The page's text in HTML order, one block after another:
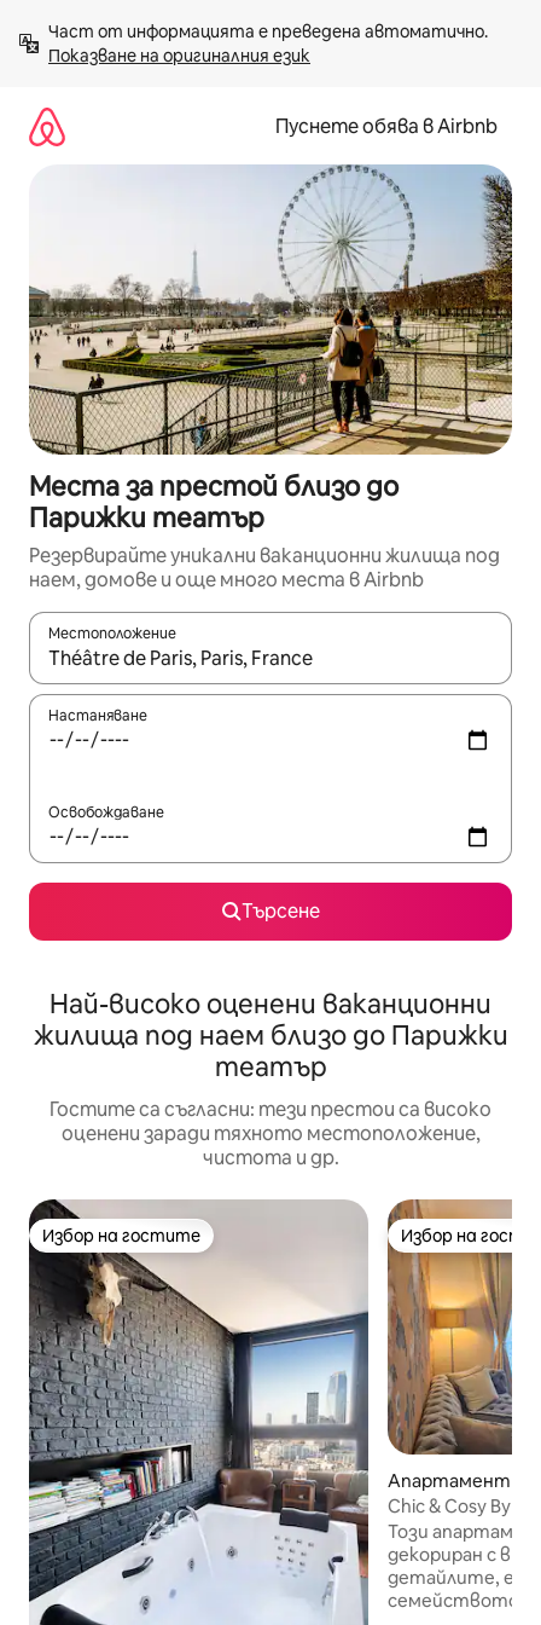
към
съдържанието
Показване на оригиналния език
Пуснете обява в Airbnb
Места за престой близо до
Парижки театър
Резервирайте уникални ваканционни жилища под
наем, домове и още много места в Airbnb
Местоположение
Когато резултатите се покажат, използвайте
Настаняване
Освобождаване
Търсене
Най-високо оценени ваканционни
жилища под наем близо до Парижки
театър
Гостите са съгласни: тези престои са високо
оценени заради тяхното местоположение,
чистота и др.
Избор на гостите
Избор на гостите Избор на
Избор на
Апартамент –
Chic & Cosy By
Magasins
Този
декориран с
детайлите, е
семейството